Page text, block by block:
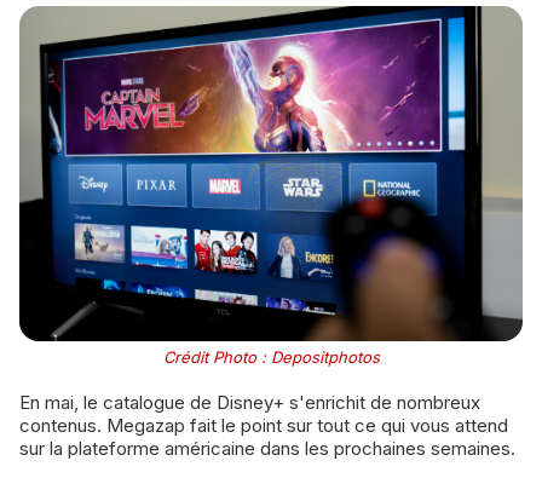
Crédit Photo : Depositphotos
En mai, le catalogue de Disney+ s'enrichit de nombreux
contenus. Megazap fait le point sur tout ce qui vous attend
sur la plateforme américaine dans les prochaines semaines.